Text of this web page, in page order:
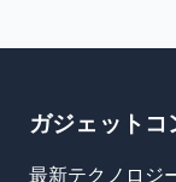
ガジェットコ
最新テクノロジ